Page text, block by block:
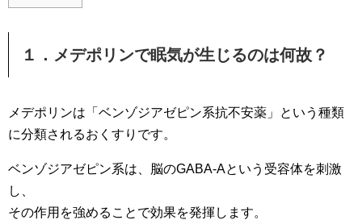
１．メデポリンで眠気が生じるのは何故？
メデポリンは「ベンゾジアゼピン系抗不安薬」という種類
に分類されるおくすりです。
ベンゾジアゼピン系は、脳のGABA-Aという受容体を刺激
し、
その作用を強めることで効果を発揮します。